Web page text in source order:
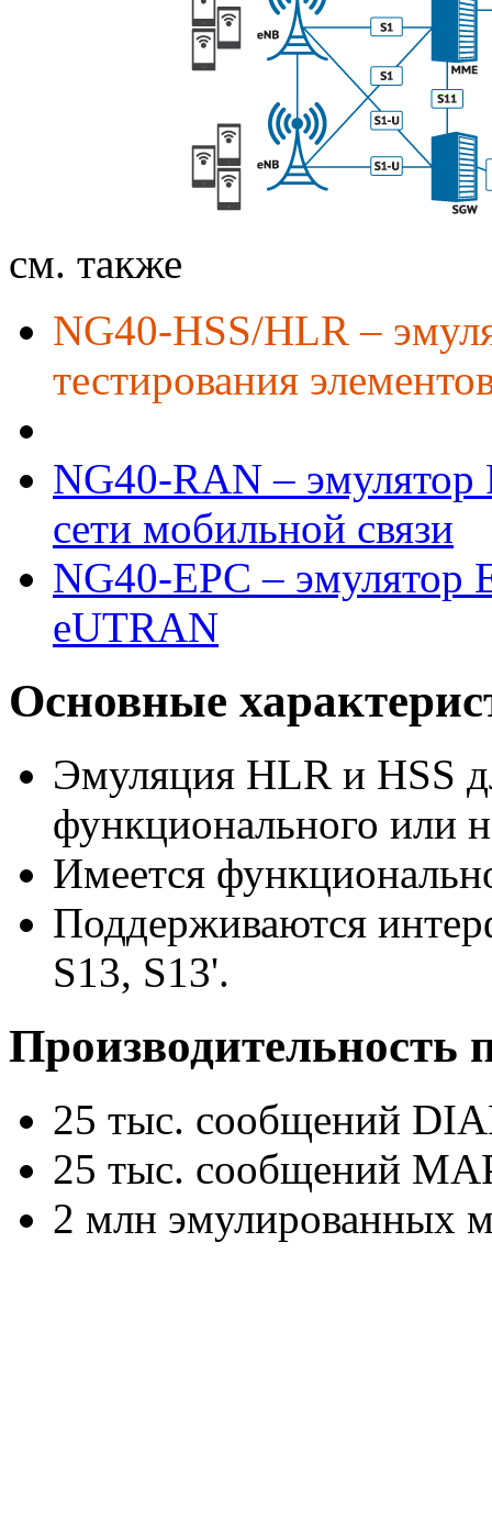
см. также
NG40-HSS/HLR –
тестирования
NG40-RAN – эмулятор
сети мобильной связи
NG40-EPC – эмулятор
eUTRAN
Основные
Эмуляция HLR и HSS
функционального или
Имеется
Поддерживаются
S13, S13'.
Производительность
25 тыс. сообщений
25 тыс. сообщений
2 млн эмулированных